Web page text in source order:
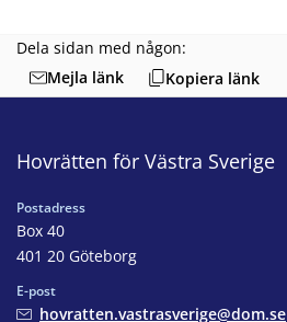
Dela sidan med någon:
Mejla länk
Kopiera länk
Hovrätten för Västra Sverige
Postadress
Box 40
401 20 Göteborg
E-post
hovratten.vastrasverige@dom.se